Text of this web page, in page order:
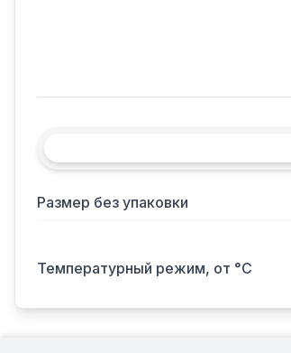
Размер без упаковки
Температурный режим, от °С